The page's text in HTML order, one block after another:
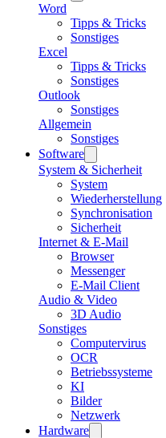
Word
Tipps & Tricks
Sonstiges
Excel
Tipps & Tricks
Sonstiges
Outlook
Sonstiges
Allgemein
Sonstiges
Software
System & Sicherheit
System
Wiederherstellung
Synchronisation
Sicherheit
Internet & E-Mail
Browser
Messenger
E-Mail Client
Audio & Video
3D Audio
Sonstiges
Computervirus
OCR
Betriebssysteme
KI
Bilder
Netzwerk
Hardware